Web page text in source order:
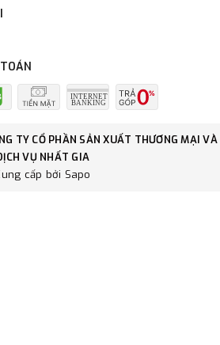
TY CỔ PHẦN SẢN XUẤT THƯƠNG MẠI VÀ
VỤ NHẤT GIA
cấp bởi Sapo